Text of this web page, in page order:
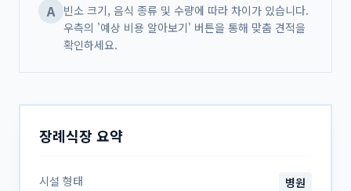
A 빈소 크기, 음식 종류 및 수량에 따라 차이가 있습니다.
우측의 '예상 비용 알아보기' 버튼을 통해 맞춤 견적을
확인하세요.
장례식장 요약
시설 형태
병원